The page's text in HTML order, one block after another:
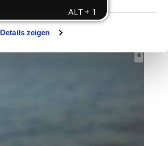
Details zeigen